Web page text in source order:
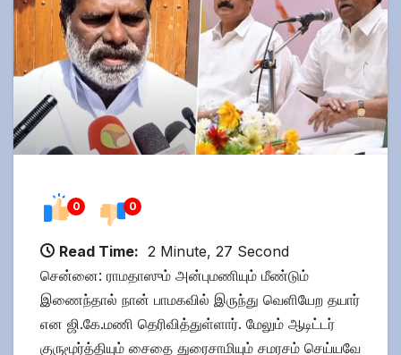
0 0
Read Time: 2 Minute, 27 Second
சென்னை: ராமதாஸும் அன்புமணியும் மீண்டும்
இணைந்தால் நான் பாமகவில் இருந்து வெளியேற தயார்
என ஜி.கே.மணி தெரிவித்துள்ளார். மேலும் ஆடிட்டர்
குருமூர்த்தியும் சைதை துரைசாமியும் சமரசம் செய்யவே